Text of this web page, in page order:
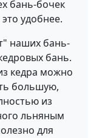
бань-бочек
удобнее.
наших бань-
бань.
кедра можно
большую,
из
льняным
для